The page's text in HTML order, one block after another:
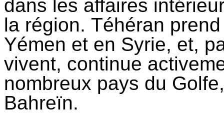
dans les affaires
la région. Téhéran
Yémen et en Syrie, et,
vivent, continue
nombreux pays du
Bahreïn.